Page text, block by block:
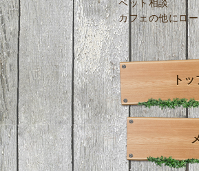
ペット相談
カフェの他にロ
トッ